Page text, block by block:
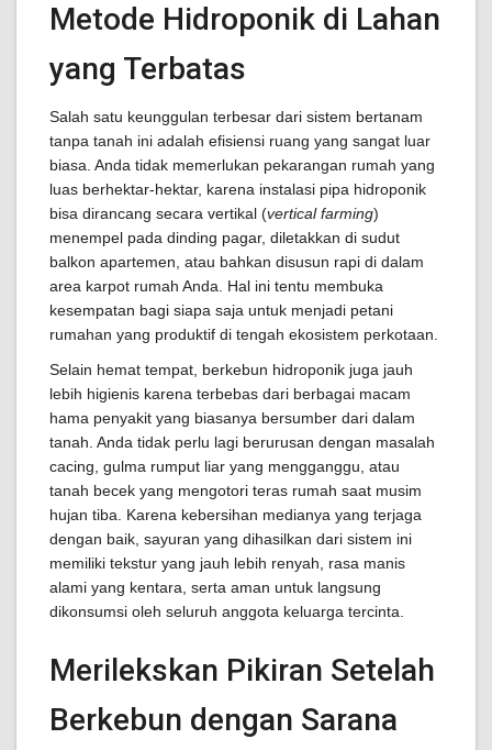
Metode Hidroponik di Lahan
yang Terbatas
Salah satu keunggulan terbesar dari sistem bertanam
tanpa tanah ini adalah efisiensi ruang yang sangat luar
biasa. Anda tidak memerlukan pekarangan rumah yang
luas berhektar-hektar, karena instalasi pipa hidroponik
bisa dirancang secara vertikal (vertical farming)
menempel pada dinding pagar, diletakkan di sudut
balkon apartemen, atau bahkan disusun rapi di dalam
area karpot rumah Anda. Hal ini tentu membuka
kesempatan bagi siapa saja untuk menjadi petani
rumahan yang produktif di tengah ekosistem perkotaan.
Selain hemat tempat, berkebun hidroponik juga jauh
lebih higienis karena terbebas dari berbagai macam
hama penyakit yang biasanya bersumber dari dalam
tanah. Anda tidak perlu lagi berurusan dengan masalah
cacing, gulma rumput liar yang mengganggu, atau
tanah becek yang mengotori teras rumah saat musim
hujan tiba. Karena kebersihan medianya yang terjaga
dengan baik, sayuran yang dihasilkan dari sistem ini
memiliki tekstur yang jauh lebih renyah, rasa manis
alami yang kentara, serta aman untuk langsung
dikonsumsi oleh seluruh anggota keluarga tercinta.
Merilekskan Pikiran Setelah
Berkebun dengan Sarana